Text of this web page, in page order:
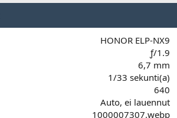
t
h
HONOR ELP-NX9
ƒ/1.9
6,7 mm
1/33 sekunti(a)
640
Auto, ei lauennut
1000007307.webp